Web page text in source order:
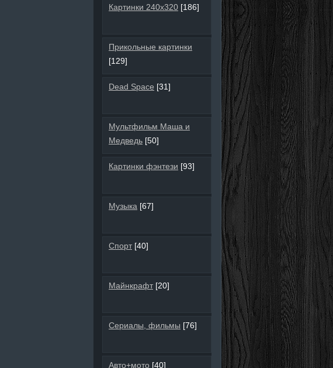
Картинки 240х320 [186]
Прикольные картинки
[129]
Dead Space [31]
Мультфильм Маша и
Медведь [50]
Картинки фэнтези [93]
Музыка [67]
Спорт [40]
Майнкрафт [20]
Сериалы, фильмы [76]
Авто+мото [40]